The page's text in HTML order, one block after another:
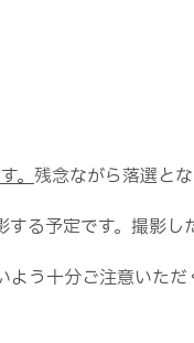
。残念ながら落選と
る予定です。撮影し
う十分ご注意いた